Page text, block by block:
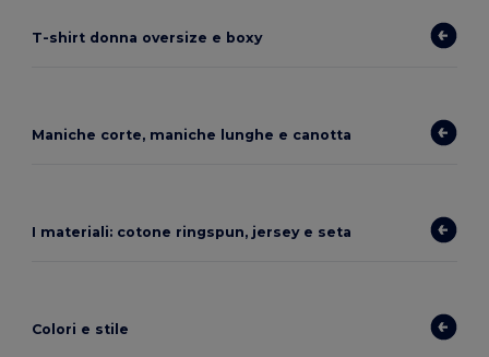
T-shirt donna oversize e boxy
Maniche corte, maniche lunghe e canotta
I materiali: cotone ringspun, jersey e seta
Colori e stile